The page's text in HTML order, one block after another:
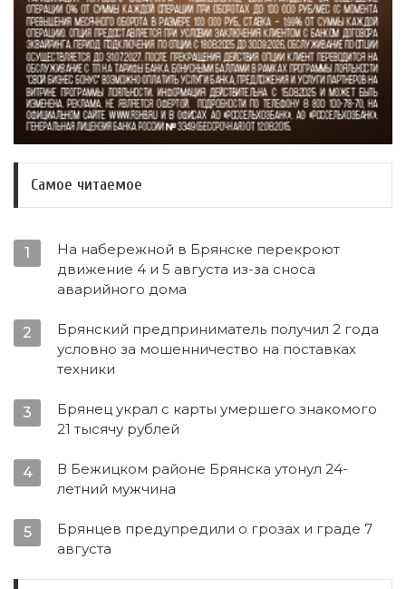
Самое читаемое
1
На набережной в Брянске перекроют
движение 4 и 5 августа из-за сноса
аварийного дома
2
Брянский предприниматель получил 2 года
условно за мошенничество на поставках
техники
3
Брянец украл с карты умершего знакомого
21 тысячу рублей
4
В Бежицком районе Брянска утонул 24-
летний мужчина
5
Брянцев предупредили о грозах и граде 7
августа